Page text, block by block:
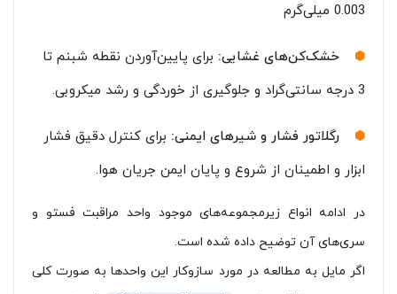
0.003 میلی‌گرم
خشک‌کن‌های غشایی: برای پایین‌آوردن نقطه شبنم تا
3 درجه سانتی‌گراد و جلوگیری از خوردگی و رشد میکروبی.
رگلاتور فشار و شیرهای ایمنی: برای کنترل دقیق فشار
ابزار و اطمینان از شروع و پایان ایمن جریان هوا.
در ادامه انواع زیرمجموعه‌های موجود واحد مراقبت فستو و
سری‌های آن توضیح داده شده است.
اگر مایل به مطالعه در مورد سازوکار این واحدها به صورت کلی